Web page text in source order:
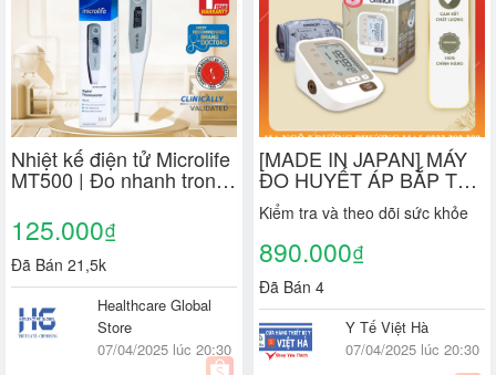
Nhiệt kế điện tử Microlife
MT500 | Đo nhanh trong
30 giây, thương hiệu
Thụy Sỹ - Bảo hành trọn
đời
125.000₫
Đã Bán 21,5k
Healthcare Global
Store
07/04/2025 lúc 20:30
[MADE IN JAPAN] MÁY
ĐO HUYẾT ÁP BẮP TAY
TỰ ĐỘNG OMRON
JPN600 HÀNG NHẬP
KHẨU NHẬT BẢN
CHÍNH HÃNG BH 5 NĂM
Kiểm tra và theo dõi sức khỏe
890.000₫
Đã Bán 4
Y Tế Việt Hà
07/04/2025 lúc 20:30